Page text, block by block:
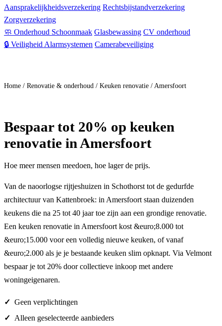
Aansprakelijkheidsverzekering Rechtsbijstandverzekering
Zorgverzekering
🧼 Onderhoud Schoonmaak Glasbewassing CV onderhoud
🔒 Veiligheid Alarmsystemen Camerabeveiliging
Home / Renovatie & onderhoud / Keuken renovatie / Amersfoort
Bespaartot 20% op keuken
renovatie in Amersfoort
Hoe meer mensen meedoen, hoe lager de prijs.
Van de naoorlogse rijtjeshuizen in Schothorst tot de gedurfde
architectuur van Kattenbroek: in Amersfoort staan duizenden
keukens die na 25 tot 40 jaar toe zijn aan een grondige renovatie.
Een keuken renovatie in Amersfoort kost &euro;8.000 tot
&euro;15.000 voor een volledig nieuwe keuken, of vanaf
&euro;2.000 als je je bestaande keuken slim opknapt. Via Velmont
bespaar je tot 20% door collectieve inkoop met andere
woningeigenaren.
Geen verplichtingen
Alleen geselecteerde aanbieders